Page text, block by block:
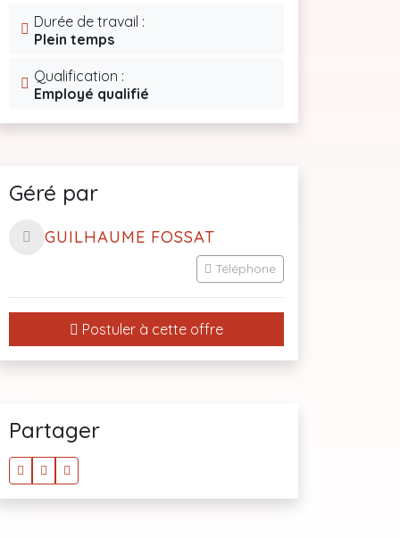
Durée de travail :
Plein temps
Qualification :
Employé qualifié
Géré par
GUILHAUME FOSSAT
Téléphone
Postuler à cette offre
Partager